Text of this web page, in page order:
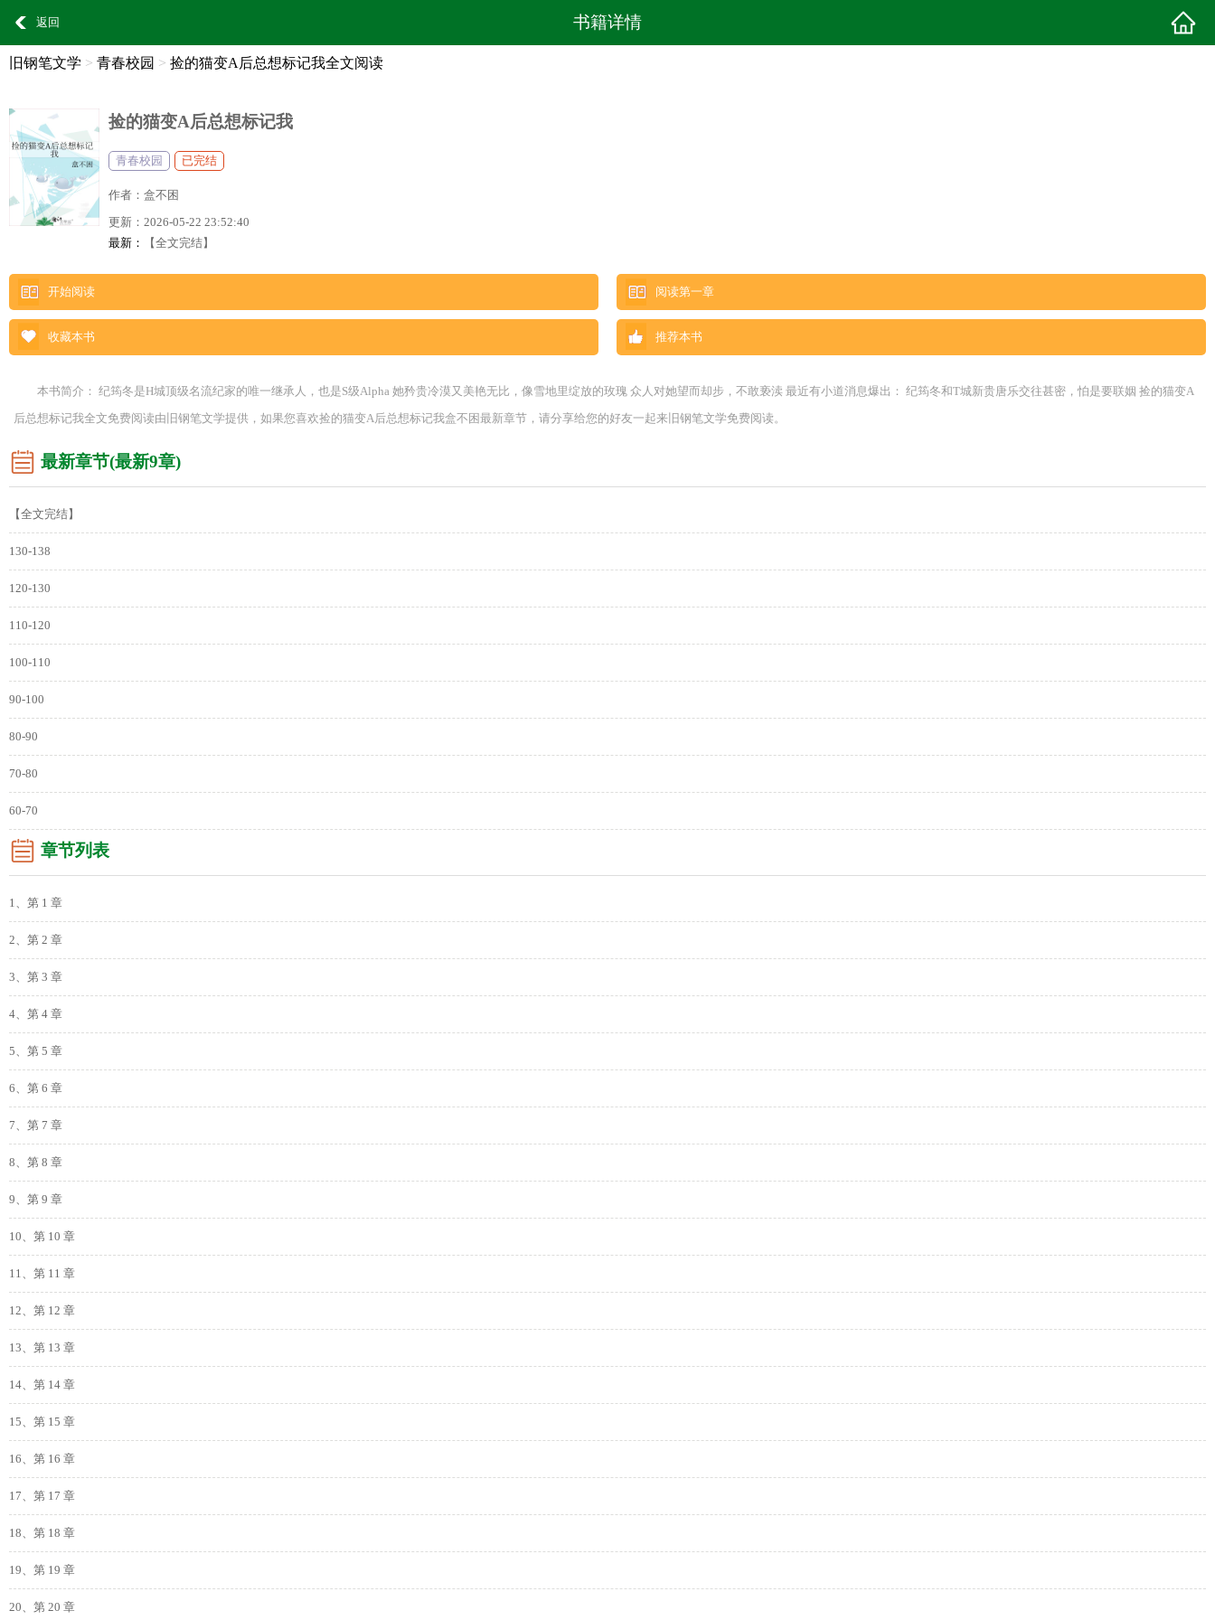
返回 书籍详情
旧钢笔文学 > 青春校园 > 捡的猫变A后总想标记我全文阅读
捡的猫变A后总想标记我
青春校园 已完结
作者： 盒不困
更新： 2026-05-22 23:52:40
最新：
【全文完结】
开始阅读 阅读第一章
收藏本书 推荐本书
本书简介： 纪筠冬是H城顶级名流纪家的唯一继承人，也是S级Alpha 她矜贵冷漠又美艳无比，像雪地里绽放的玫瑰 众人对她望而却步，不敢亵渎 最近有小道消息爆出： 纪筠冬和T城新贵唐乐交往甚密，怕是要联姻 捡的猫变A
后总想标记我全文免费阅读由旧钢笔文学提供，如果您喜欢捡的猫变A后总想标记我盒不困最新章节，请分享给您的好友一起来旧钢笔文学免费阅读。
最新章节(最新9章)
【全文完结】
130-138
120-130
110-120
100-110
90-100
80-90
70-80
60-70
章节列表
1、第 1 章
2、第 2 章
3、第 3 章
4、第 4 章
5、第 5 章
6、第 6 章
7、第 7 章
8、第 8 章
9、第 9 章
10、第 10 章
11、第 11 章
12、第 12 章
13、第 13 章
14、第 14 章
15、第 15 章
16、第 16 章
17、第 17 章
18、第 18 章
19、第 19 章
20、第 20 章